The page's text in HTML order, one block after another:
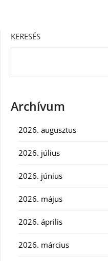
KERESÉS
Archívum
2026. augusztus
2026. július
2026. június
2026. május
2026. április
2026. március